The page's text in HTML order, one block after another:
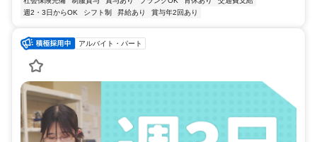
週2・3日からOK
シフト制 昇給あり 賞与年2回あり
アルバイト・パート